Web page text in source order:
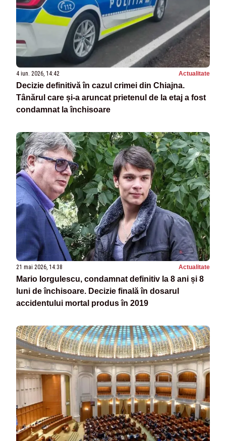
4 iun. 2026, 14:42 Actualitate
Decizie definitivă în cazul crimei din Chiajna.
Tânărul care și-a aruncat prietenul de la etaj a fost
condamnat la închisoare
21 mai 2026, 14:38 Actualitate
Mario Iorgulescu, condamnat definitiv la 8 ani și 8
luni de închisoare. Decizie finală în dosarul
accidentului mortal produs în 2019